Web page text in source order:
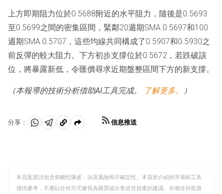
上方即期阻力位於0.5688附近的水平阻力，隨後是0.5693
至0.5699之間的密集區間，緊鄰20週期SMA 0.5697和100
週期SMA 0.5707，這些均線共同構成了0.5907和0.5930之
前反彈的較大阻力。下方初步支撐位於0.5672，若跌破該
位，將暴露新低，令匯價尋求近期盤整區間下方的新支撐。
（本報導的技術分析借助AI工具完成。 了解更多。 ）
分享：
分 分 複
信息推送
本頁面資訊包含前瞻性陳述，涉及風險和不確定性。本頁所介紹的市場和工具
僅供參考，不應以任何方式被視為購買或出售這些資產的建議。在做任何投資